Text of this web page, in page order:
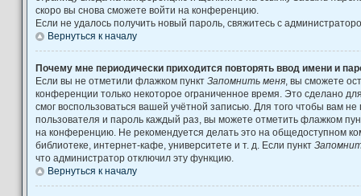
скоро вы снова сможете войти на конференцию.
Если не удалось получить новый пароль, свяжитесь с
Вернуться к началу
Почему мне периодически приходится повторять ввод имени и
Если вы не отметили флажком пункт Запомнить меня , вы сможете
конференции только некоторое ограниченное время. Это сделано
смог воспользоваться вашей учётной записью. Для того чтобы вам
пользователя и пароль каждый раз, вы можете отметить флажком
на конференцию. Не рекомендуется делать это на общедоступном
библиотеке, интернет-кафе, университете и т. д. Если пункт
что администратор отключил эту функцию.
Вернуться к началу